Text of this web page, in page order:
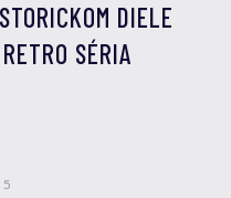
DIELE
SÉRIA